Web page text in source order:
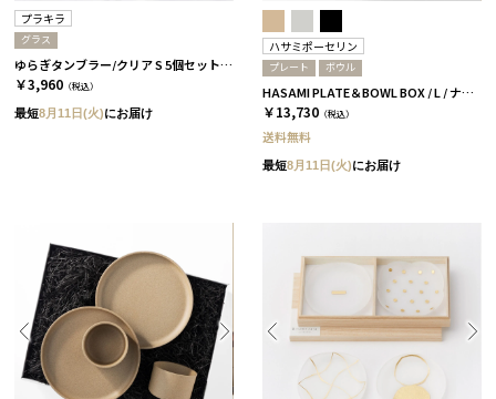
プラキラ
グラス
ゆらぎタンブラー/クリア S 5個セット［プラキラ］
￥3,960 （税込）
最短8月11日(火)にお届け
ハサミポーセリン
プレート ボウル
HASAMI PLATE＆BOWL BOX / L / ナチュラル［ハサミポーセリン］
￥13,730 （税込）
送料無料
最短8月11日(火)にお届け